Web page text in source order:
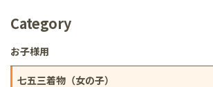
Category
お子様用
七五三着物（女の子）